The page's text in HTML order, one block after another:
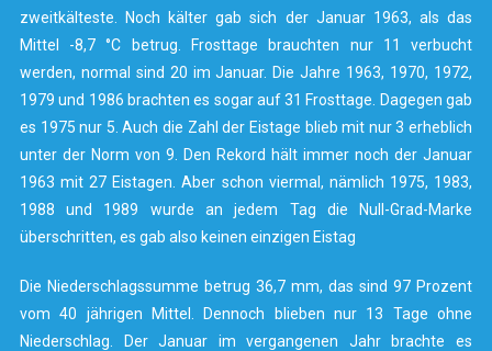
zweitkälteste. Noch kälter gab sich der Januar 1963, als das
Mittel -8,7 °C betrug. Frosttage brauchten nur 11 verbucht
werden, normal sind 20 im Januar. Die Jahre 1963, 1970, 1972,
1979 und 1986 brachten es sogar auf 31 Frosttage. Dagegen gab
es 1975 nur 5. Auch die Zahl der Eistage blieb mit nur 3 erheblich
unter der Norm von 9. Den Rekord hält immer noch der Januar
1963 mit 27 Eistagen. Aber schon viermal, nämlich 1975, 1983,
1988 und 1989 wurde an jedem Tag die Null-Grad-Marke
überschritten, es gab also keinen einzigen Eistag
Die Niederschlagssumme betrug 36,7 mm, das sind 97 Prozent
vom 40 jährigen Mittel. Dennoch blieben nur 13 Tage ohne
Niederschlag. Der Januar im vergangenen Jahr brachte es